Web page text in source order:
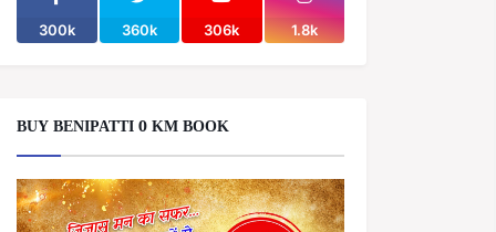
300k 360k 306k 1.8k
BUY BENIPATTI 0 KM BOOK